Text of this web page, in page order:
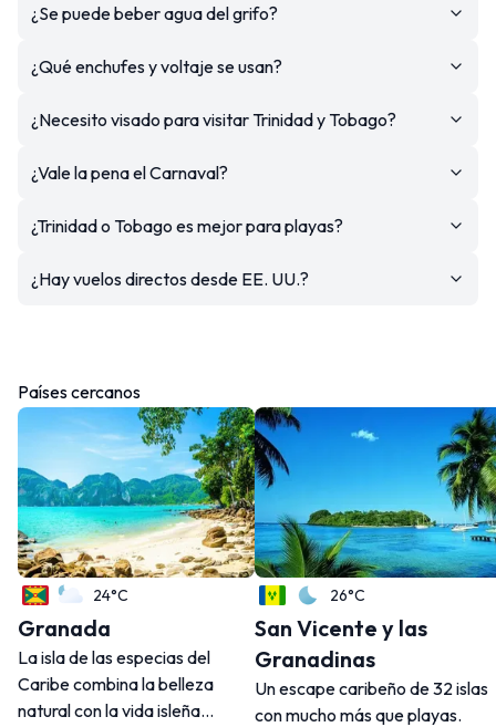
¿Se puede beber agua del grifo?
¿Qué enchufes y voltaje se usan?
¿Necesito visado para visitar Trinidad y Tobago?
¿Vale la pena el Carnaval?
¿Trinidad o Tobago es mejor para playas?
¿Hay vuelos directos desde EE. UU.?
Países cercanos
24°C
Granada
La isla de las especias del
Caribe combina la belleza
natural con la vida isleña
26°C
San Vicente y las
Granadinas
Un escape caribeño de 32 islas
con mucho más que playas.